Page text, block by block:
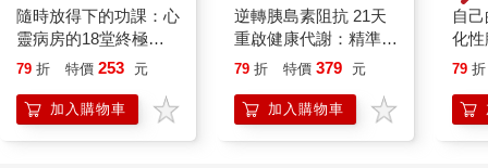
內供雖然默默地放任弟子去做，但還是不滿地鼓起臉頰。他當然
知道弟子是一番好意，但是自己的鼻子被當成物品對待，仍舊讓
他很不愉快。他的表情像個要讓不信任的大夫動手術的患者，百
般不願地看著弟子用鑷子，從鼻子的毛孔裡夾出油脂。油脂形狀
宛如鳥羽毛的軸，拔出了四分長。
告一段落之後，弟子露出鬆了一口氣的表情說：「再把鼻子燙一
隨時放得下的功課：心
靈病房的18堂終極學
分
79 折 特價 253 元
加入購物車
逆轉胰島素阻抗 21天
重啟健康代謝：精準控
糖、有效減重、降低發
復力！
79 折 特價 379 元
加入購物車
自
化
【
79 折